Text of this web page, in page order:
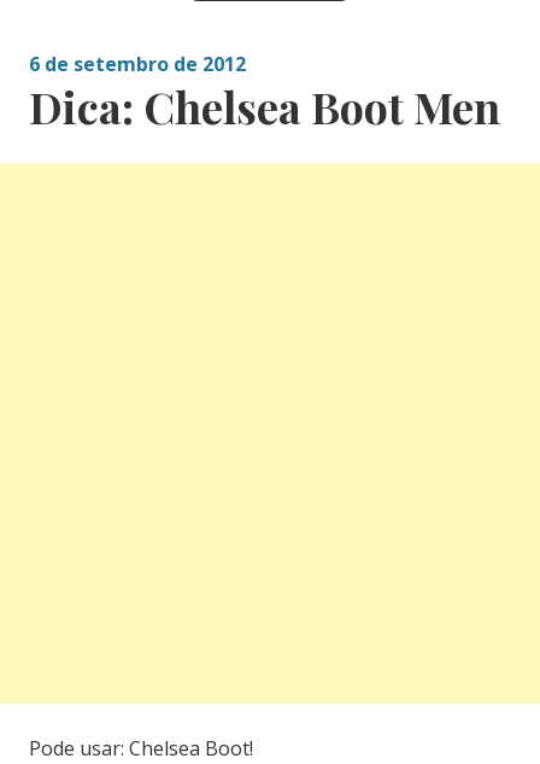
6 de setembro de 2012
Dica: Chelsea Boot Men
Pode usar: Chelsea Boot!